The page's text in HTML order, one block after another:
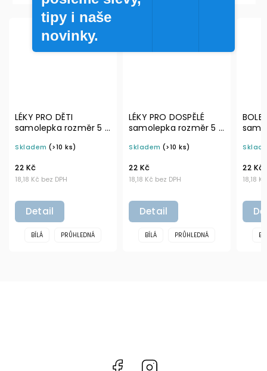
LÉKY PRO DOSPĚLÉ
samolepka rozměr 5 ×
označení domácí
Skladem (>10 ks)
18,18 Kč bez DPH
22 Kč
Detail
PRŮHLEDNÁ
BOLEST KLOUBŮ
samolepka rozměr 5 ×
označení domácí
Skladem (>10 ks)
18,18 Kč bez DPH
22 Kč
Detail
PRŮHLEDNÁ
22
Facebook
tipy i naše
novinky.